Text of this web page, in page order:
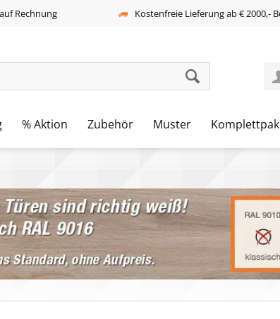
Rechnung Kostenfreie Lieferung ab € 2000,-
% Aktion Zubehör Muster